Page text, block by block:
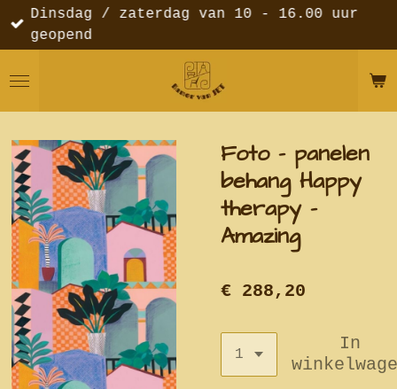
Ga
direct
de
Dinsdag / zaterdag van 10 - 16.00 uur
geopend
Foto - panelen
behang Happy
therapy -
Amazing
€ 288,20
In